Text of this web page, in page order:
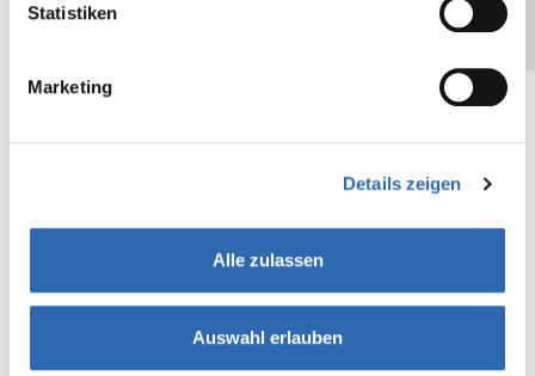
Statistiken
Marketing
Details zeigen
Alle zulassen
Auswahl erlauben
recommend testing the suitability of the self-
PRODUCT FEATURES
Piu asterisco piú marcata é la caratteristica
del rispettivo prodotto: